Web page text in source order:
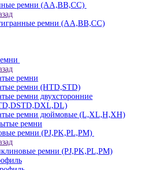
ремни (AA,BB,CC)
ремни (AA,BB,CC)
ремни
ремни (HTD,STD)
ремни двухсторонние
ремни дюймовые (L,XL,H,XH)
ремни
ремни (PJ,PK,PL,PM)
ремни (PJ,PK,PL,PM)